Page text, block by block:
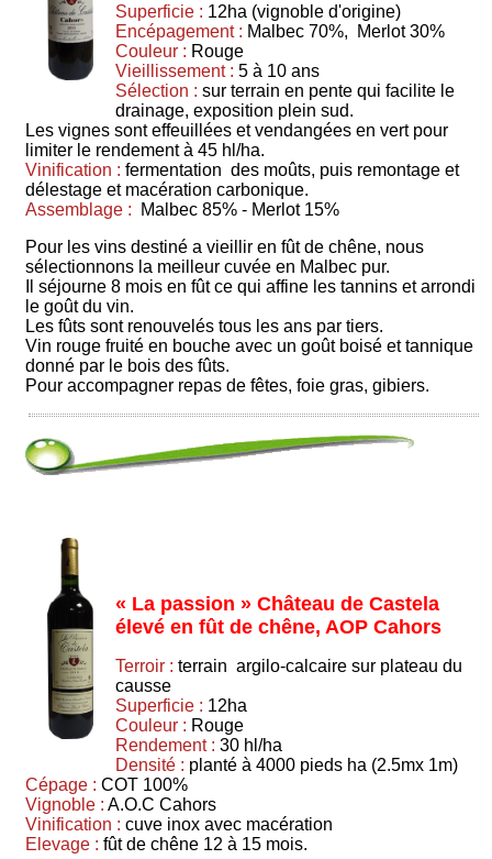
Superficie : 12ha (vignoble d'origine)
Encépagement : Malbec 70%, Merlot 30%
Couleur : Rouge
Vieillissement : 5 à 10 ans
Sélection : sur terrain en pente qui facilite le
drainage, exposition plein sud.
Les vignes sont effeuillées et vendangées en vert pour
limiter le rendement à 45 hl/ha.
Vinification : fermentation des moûts, puis remontage et
délestage et macération carbonique.
Assemblage :
Malbec 85% - Merlot 15%
Pour les vins destiné a vieillir en fût de chêne, nous
sélectionnons la meilleur cuvée en Malbec pur.
Il séjourne 8 mois en fût ce qui affine les tannins et arrondi
le goût du vin.
Les fûts sont renouvelés tous les ans par tiers.
Vin rouge fruité en bouche avec un goût boisé et tannique
donné par le bois des fûts.
Pour accompagner repas de fêtes, foie gras, gibiers.
« La passion » Château de Castela
élevé en fût de chêne, AOP Cahors
Terroir : terrain argilo-calcaire sur plateau du
causse
Superficie : 12ha
Couleur : Rouge
Rendement : 30 hl/ha
Densité : planté à 4000 pieds ha (2.5mx 1m)
Cépage : COT 100%
Vignoble : A.O.C Cahors
Vinification : cuve inox avec macération
Elevage : fût de chêne 12 à 15 mois.